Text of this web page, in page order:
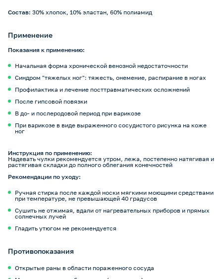
Состав: 30% хлопок, 10% эластан, 60% полиамид
Применение
Показания к применению:
Начальная форма хронической венозной недостаточности
Синдром "тяжелых ног": тяжесть, онемение, распирание в ногах
Профилактика и лечение посттравматических осложнений
После гипсовой повязки
В до- и послеродовой период при варикозе
При варикозе в виде выраженного сосудистого рисунка на коже
ног
Инструкция по применению:
Надевать чулки рекомендуется утром, лежа, постепенно натягивая и
растягивая складки до полного облегания конечностей
Рекомендации по уходу:
Ручная стирка после каждой носки мягкими моющими средствами
при температуре, не превышающей 40 градусов
Сушить не отжимая, вдали от нагревательных приборов и прямых
солнечных лучей
Гладить утюгом не рекомендуется
Противопоказания
Открытые раны в области пораженного сосуда